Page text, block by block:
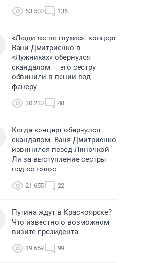
53 500 136
«Люди же не глухие»: концерт
Вани Дмитриенко в
«Лужниках» обернулся
скандалом — его сестру
обвинили в пении под
фанеру
30 230 48
Когда концерт обернулся
скандалом. Ваня Дмитриенко
извинился перед Линочкой
Ли за выступление сестры
под ее голос
21 655 22
Путина ждут в Красноярске?
Что известно о возможном
визите президента
19 659 99